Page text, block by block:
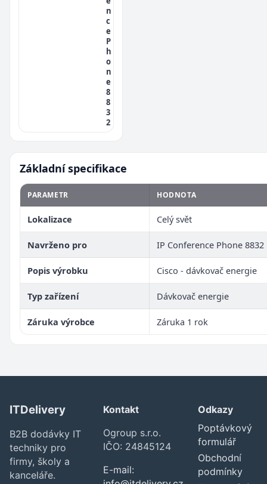
n
c
e
P
h
o
n
e
8
8
3
2
Základní specifikace
PARAMETR HODNOTA
Lokalizace Celý svět
Navrženo pro IP Conference Phone 8832
Popis výrobku Cisco - dávkovač energie
Typ zařízení Dávkovač energie
Záruka výrobce Záruka 1 rok
ITDelivery
B2B dodávky IT
techniky pro
firmy, školy a
kanceláře.
Kontakt
Ogroup s.r.o.
IČO: 24845124
E-mail:
Odkazy
Poptávkový
formulář
Obchodní
podmínky